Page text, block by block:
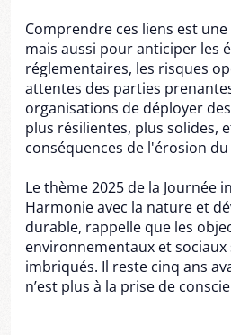
Comprendre ces liens est
mais aussi pour anticiper les
réglementaires, les risques
attentes des parties
organisations de déployer
plus résilientes, plus solides,
conséquences de l'érosion
Le thème 2025 de la Journée
Harmonie avec la nature et
durable, rappelle que les
environnementaux et
imbriqués. Il reste cinq ans
n’est plus à la prise de